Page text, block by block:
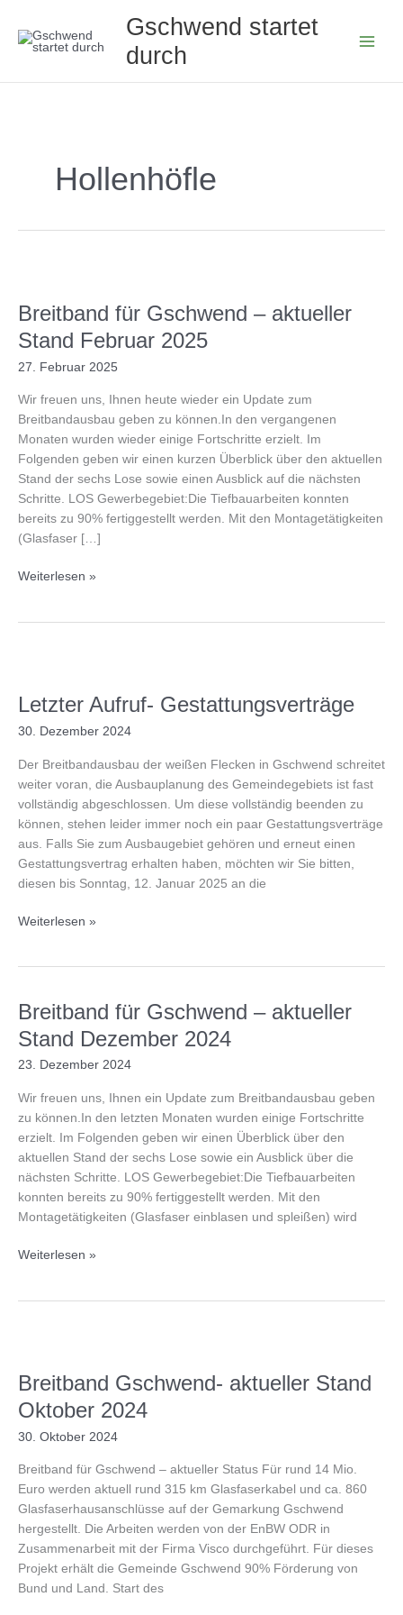
Inhalt
springen
Gschwend startet
durch
Hollenhöfle
Breitband für Gschwend – aktueller
Stand Februar 2025
27. Februar 2025
Wir freuen uns, Ihnen heute wieder ein Update zum
Breitbandausbau geben zu können.In den vergangenen
Monaten wurden wieder einige Fortschritte erzielt. Im
Folgenden geben wir einen kurzen Überblick über den aktuellen
Stand der sechs Lose sowie einen Ausblick auf die nächsten
Schritte. LOS Gewerbegebiet:Die Tiefbauarbeiten konnten
bereits zu 90% fertiggestellt werden. Mit den Montagetätigkeiten
(Glasfaser […]
Breitband
Februar
2025
Weiterlesen »
Letzter Aufruf- Gestattungsverträge
30. Dezember 2024
Der Breitbandausbau der weißen Flecken in Gschwend schreitet
weiter voran, die Ausbauplanung des Gemeindegebiets ist fast
vollständig abgeschlossen. Um diese vollständig beenden zu
können, stehen leider immer noch ein paar Gestattungsverträge
aus. Falls Sie zum Ausbaugebiet gehören und erneut einen
Gestattungsvertrag erhalten haben, möchten wir Sie bitten,
diesen bis Sonntag, 12. Januar 2025 an die
Letzter
Weiterlesen »
Breitband für Gschwend – aktueller
Stand Dezember 2024
23. Dezember 2024
Wir freuen uns, Ihnen ein Update zum Breitbandausbau geben
zu können.In den letzten Monaten wurden einige Fortschritte
erzielt. Im Folgenden geben wir einen Überblick über den
aktuellen Stand der sechs Lose sowie ein Ausblick über die
nächsten Schritte. LOS Gewerbegebiet:Die Tiefbauarbeiten
konnten bereits zu 90% fertiggestellt werden. Mit den
Montagetätigkeiten (Glasfaser einblasen und spleißen) wird
Breitband
Dezember
2024
Weiterlesen »
Breitband Gschwend- aktueller Stand
Oktober 2024
30. Oktober 2024
Breitband für Gschwend – aktueller Status Für rund 14 Mio.
Euro werden aktuell rund 315 km Glasfaserkabel und ca. 860
Glasfaserhausanschlüsse auf der Gemarkung Gschwend
hergestellt. Die Arbeiten werden von der EnBW ODR in
Zusammenarbeit mit der Firma Visco durchgeführt. Für dieses
Projekt erhält die Gemeinde Gschwend 90% Förderung von
Bund und Land. Start des